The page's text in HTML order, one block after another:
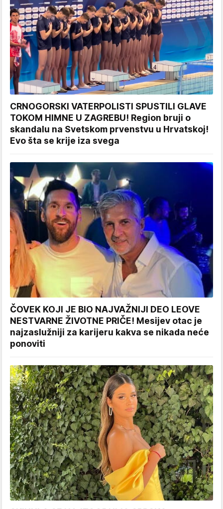
CRNOGORSKI VATERPOLISTI SPUSTILI GLAVE
TOKOM HIMNE U ZAGREBU! Region bruji o
skandalu na Svetskom prvenstvu u Hrvatskoj!
Evo šta se krije iza svega
ČOVEK KOJI JE BIO NAJVAŽNIJI DEO LEOVE
NESTVARNE ŽIVOTNE PRIČE! Mesijev otac je
najzaslužniji za karijeru kakva se nikada neće
ponoviti